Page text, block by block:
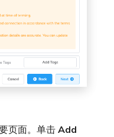
页面。单击 Add